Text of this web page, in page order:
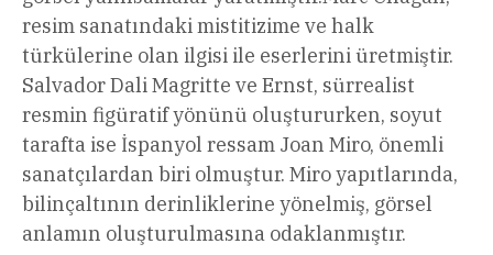
resim sanatındaki mistitizime ve halk
türkülerine olan ilgisi ile eserlerini üretmiştir.
Salvador Dali Magritte ve Ernst, sürrealist
resmin figüratif yönünü oluştururken, soyut
tarafta ise İspanyol ressam Joan Miro, önemli
sanatçılardan biri olmuştur. Miro yapıtlarında,
bilinçaltının derinliklerine yönelmiş, görsel
anlamın oluşturulmasına odaklanmıştır.